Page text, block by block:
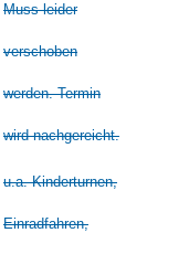
Muss leider
verschoben
werden. Termin
wird nachgereicht.
u.a. Kinderturnen,
Einradfahren,